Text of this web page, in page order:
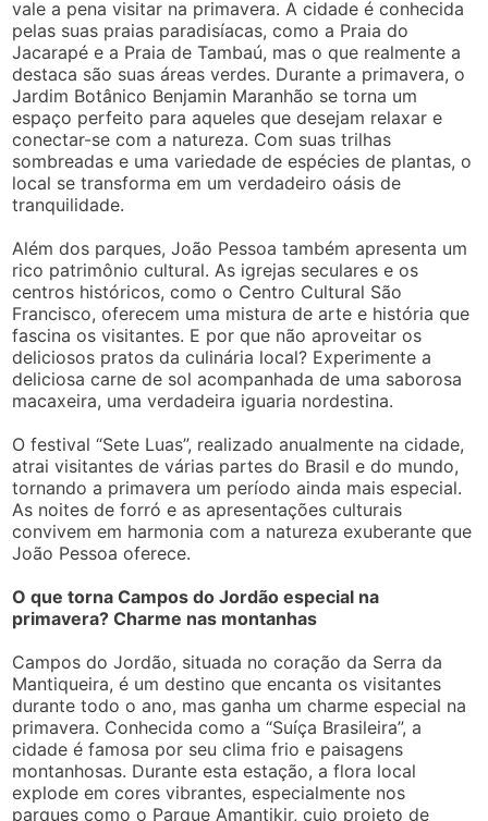
vale a pena visitar na primavera. A cidade é conhecida
pelas suas praias paradisíacas, como a Praia do
Jacarapé e a Praia de Tambaú, mas o que realmente a
destaca são suas áreas verdes. Durante a primavera, o
Jardim Botânico Benjamin Maranhão se torna um
espaço perfeito para aqueles que desejam relaxar e
conectar-se com a natureza. Com suas trilhas
sombreadas e uma variedade de espécies de plantas, o
local se transforma em um verdadeiro oásis de
tranquilidade.
Além dos parques, João Pessoa também apresenta um
rico patrimônio cultural. As igrejas seculares e os
centros históricos, como o Centro Cultural São
Francisco, oferecem uma mistura de arte e história que
fascina os visitantes. E por que não aproveitar os
deliciosos pratos da culinária local? Experimente a
deliciosa carne de sol acompanhada de uma saborosa
macaxeira, uma verdadeira iguaria nordestina.
O festival “Sete Luas”, realizado anualmente na cidade,
atrai visitantes de várias partes do Brasil e do mundo,
tornando a primavera um período ainda mais especial.
As noites de forró e as apresentações culturais
convivem em harmonia com a natureza exuberante que
João Pessoa oferece.
O que torna Campos do Jordão especial na
primavera? Charme nas montanhas
Campos do Jordão, situada no coração da Serra da
Mantiqueira, é um destino que encanta os visitantes
durante todo o ano, mas ganha um charme especial na
primavera. Conhecida como a “Suíça Brasileira”, a
cidade é famosa por seu clima frio e paisagens
montanhosas. Durante esta estação, a flora local
explode em cores vibrantes, especialmente nos
parques como o Parque Amantikir, cujo projeto de